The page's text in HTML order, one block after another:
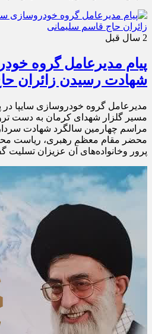
2 سال قبل
پیام مدیرعامل گروه
شهادت رسیدن زائران
مدیرعامل گروه خودروسازی سایپا
مسیر گلزار شهدای کرمان به دست
مراسم چهارمین سالگرد شهادت
محضر مقام معظم رهبری، ریاست
پرور وخانواده‌های آن عزیزان تسلیت